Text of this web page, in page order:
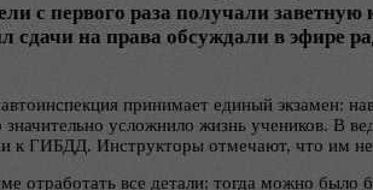
с первого раза получали
сдачи на права обсуждали в эфире
принимает единый экзамен:
усложнило жизнь учеников. В
к ГИБДД. Инструкторы отмечают, что им
отработать все детали: тогда можно